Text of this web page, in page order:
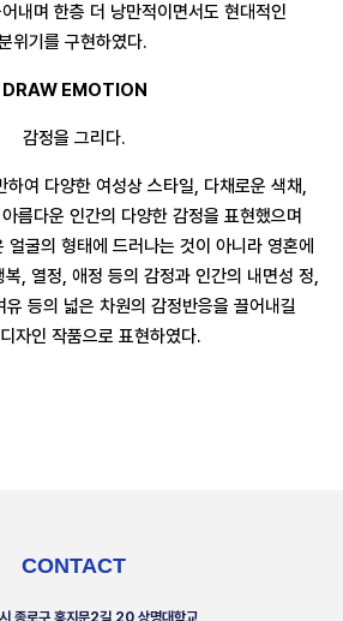
내며 한층 더 낭만적이면서도 현대적인
위기를 구현하였다.
DRAW EMOTION
감정을 그리다.
하여 다양한 여성상 스타일, 다채로운 색채,
름다운 인간의 다양한 감정을 표현했으며
얼굴의 형태에 드러나는 것이 아니라 영혼에
, 열정, 애정 등의 감정과 인간의 내면성 정,
등의 넓은 차원의 감정반응을 끌어내길
자인 작품으로 표현하였다.
CONTACT
종로구 홍지문2길 20 상명대학교